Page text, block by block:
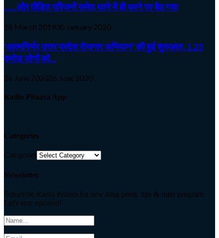
…. और पीड़ित परिजनों समेत थाने में ही धरने पर बैठ गया
18 March 201930 January 2020
‘आत्मनिर्भर उत्तर प्रदेश रोजगार अभियान’ की हुई शुरुआत, 1.25
करोड़ लोगों को...
26 June 202026 June 2020
Radio Pitaara App
Categories
Categories
Newsletter
Subscribe Radio Pitaara for new blog posts, tips & rural program.
Let's stay updated!